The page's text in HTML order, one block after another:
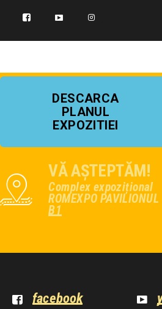
DESCARCA
PLANUL
EXPOZITIEI
VĂ AȘTEPTĂM!
Complex expozițional
ROMEXPO PAVILIONUL
B1
facebook